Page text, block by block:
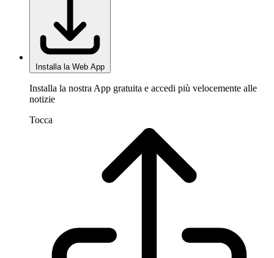
Installa la Web App
Installa la nostra App gratuita e accedi più velocemente alle
notizie
Tocca